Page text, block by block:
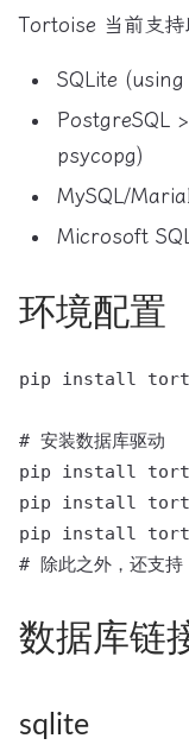
Tortoise 当前支持
SQLite (using
PostgreSQL
psycopg)
MySQL/
Microsoft
环境配置
pip install
# 安装数据库驱动
pip install
pip install
pip install
数据库链
sqlite